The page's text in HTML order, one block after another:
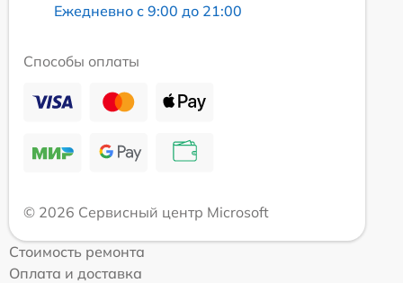
Ежедневно с 9:00 до 21:00
Способы оплаты
© 2026 Сервисный центр Microsoft
Стоимость ремонта
Оплата и доставка